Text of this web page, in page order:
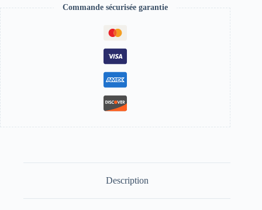
Commande sécurisée garantie
Description